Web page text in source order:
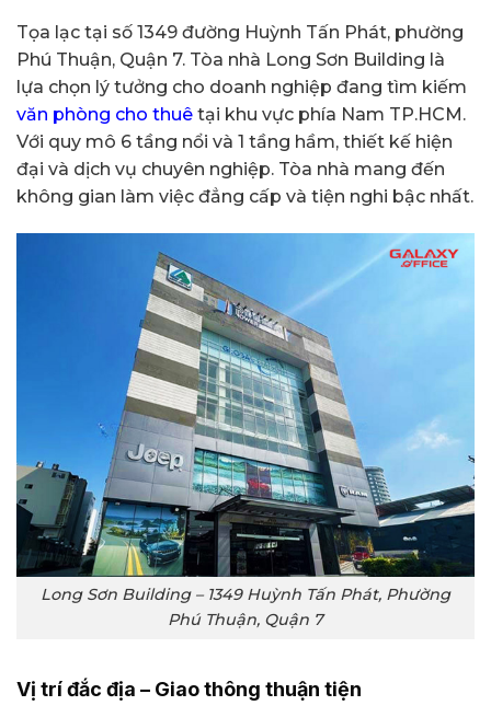
Tọa lạc tại số 1349 đường Huỳnh Tấn Phát, phường
Phú Thuận, Quận 7. Tòa nhà Long Sơn Building là
lựa chọn lý tưởng cho doanh nghiệp đang tìm kiếm
văn phòng cho thuê tại khu vực phía Nam TP.HCM.
Với quy mô 6 tầng nổi và 1 tầng hầm, thiết kế hiện
đại và dịch vụ chuyên nghiệp. Tòa nhà mang đến
không gian làm việc đẳng cấp và tiện nghi bậc nhất.
Long Sơn Building – 1349 Huỳnh Tấn Phát, Phường
Phú Thuận, Quận 7
Vị trí đắc địa – Giao thông thuận tiện